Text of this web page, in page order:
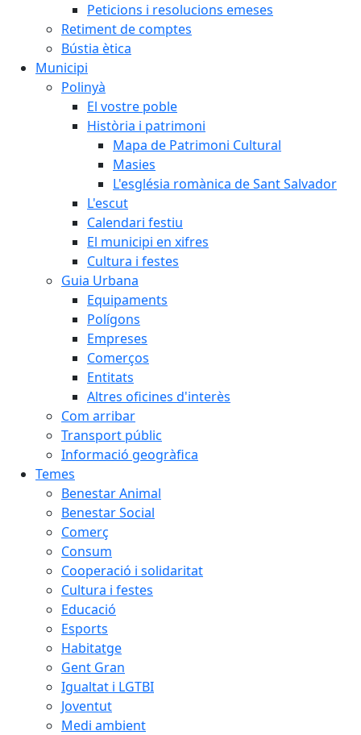
Peticions i resolucions emeses
Retiment de comptes
Bústia ètica
Municipi
Polinyà
El vostre poble
Història i patrimoni
Mapa de Patrimoni Cultural
Masies
L'església romànica de Sant Salvador
L'escut
Calendari festiu
El municipi en xifres
Cultura i festes
Guia Urbana
Equipaments
Polígons
Empreses
Comerços
Entitats
Altres oficines d'interès
Com arribar
Transport públic
Informació geogràfica
Temes
Benestar Animal
Benestar Social
Comerç
Consum
Cooperació i solidaritat
Cultura i festes
Educació
Esports
Habitatge
Gent Gran
Igualtat i LGTBI
Joventut
Medi ambient